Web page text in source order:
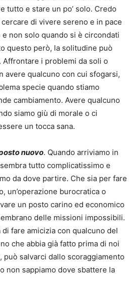
tutto e stare un po’ solo. Credo
di vivere sereno e in pace
non solo quando si è circondati
questo però, la solitudine può
Affrontare i problemi da soli o
avere qualcuno con cui sfogarsi,
specie quando stiamo
cambiamento. Avere qualcuno
siamo giù di morale o ci
un tocca sana.
nuovo. Quando arriviamo in
tutto complicatissimo e
da dove partire. Che sia per fare
un’operazione burocratica o
un posto carino ed economico
delle missioni impossibili.
di fare amicizia con qualcuno del
che abbia già fatto prima di noi
può salvarci dallo scoraggiamento
non sappiamo dove sbattere la